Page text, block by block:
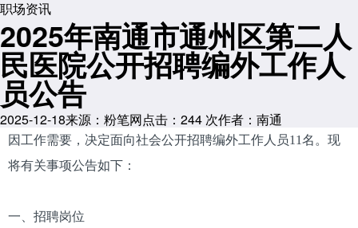
职场资讯
2025年南通市通州区第二人
民医院公开招聘编外工作人
员公告
2025-12-18来源：粉笔网点击： 244 次作者：南通
因工作需要，决定面向社会公开招聘编外工作人员11名。现
将有关事项公告如下：
一、招聘岗位